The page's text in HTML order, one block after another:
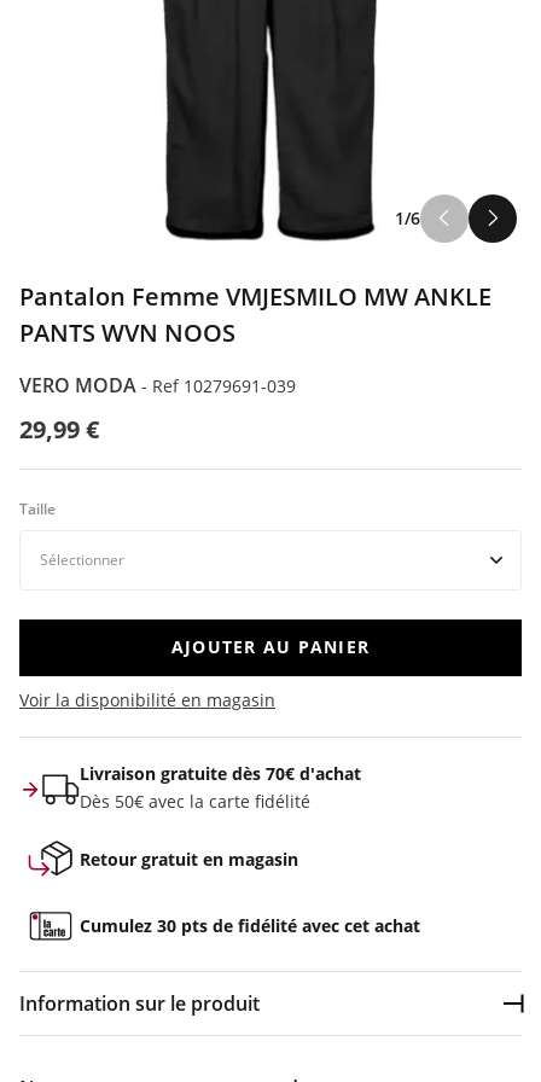
1/6
Pantalon Femme VMJESMILO MW ANKLE
PANTS WVN NOOS
VERO MODA - Ref 10279691-039
29,99 €
Taille
AJOUTER AU PANIER
Voir la disponibilité en magasin
Livraison gratuite dès 70€ d'achat
Dès 50€ avec la carte fidélité
Retour gratuit en magasin
Cumulez 30 pts de fidélité avec cet achat
Information sur le produit